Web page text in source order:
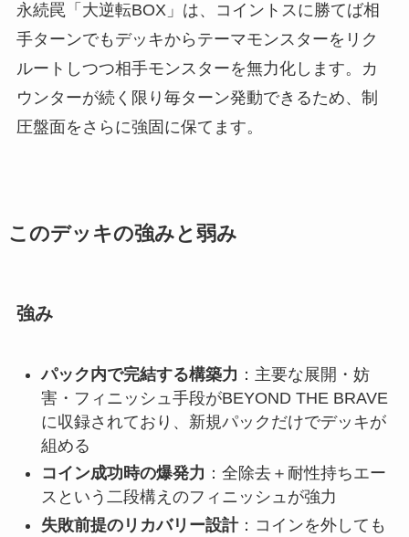
永続罠「大逆転BOX」は、コイントスに勝てば相
手ターンでもデッキからテーマモンスターをリク
ルートしつつ相手モンスターを無力化します。カ
ウンターが続く限り毎ターン発動できるため、制
圧盤面をさらに強固に保てます。
このデッキの強みと弱み
強み
パック内で完結する構築力 ：主要な展開・妨
害・フィニッシュ手段がBEYOND THE BRAVE
に収録されており、新規パックだけでデッキが
組める
コイン成功時の爆発力 ：全除去＋耐性持ちエー
スという二段構えのフィニッシュが強力
失敗前提のリカバリー設計：コインを外しても